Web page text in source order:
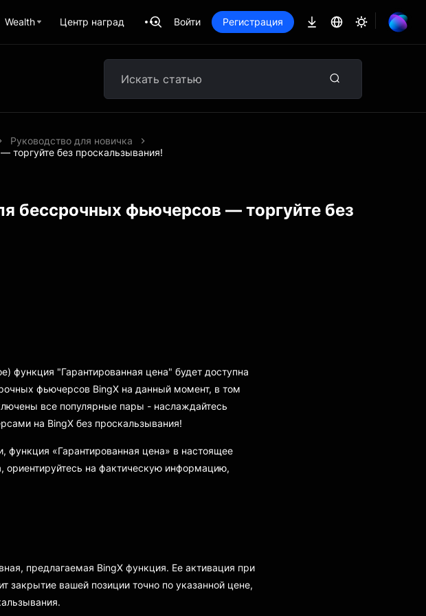
Wealth Центр наград Войти Регистрация
Руководство для новичка
торгуйте без проскальзывания!
бессрочных фьючерсов — торгуйте без
функция "Гарантированная цена" будет доступна
фьючерсов BingX на данный момент, в том
все популярные пары - наслаждайтесь
на BingX без проскальзывания!
«Гарантированная цена» в настоящее
ориентируйтесь на фактическую информацию,
предлагаемая BingX функция. Ее активация при
закрытие вашей позиции точно по указанной цене,